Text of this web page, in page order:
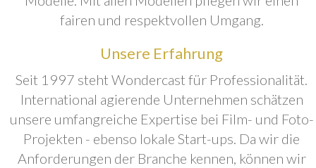
fairen und respektvollen Umgang.
Unsere Erfahrung
Seit 1997 steht Wondercast für Professionalität.
International agierende Unternehmen schätzen
unsere umfangreiche Expertise bei Film- und Foto-
Projekten - ebenso lokale Start-ups. Da wir die
Anforderungen der Branche kennen, können wir